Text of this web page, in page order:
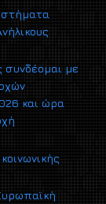
συνδέομαι με
και ώρα